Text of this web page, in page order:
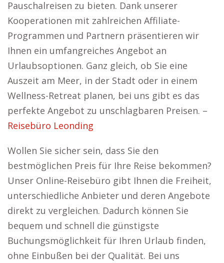
Pauschalreisen zu bieten. Dank unserer
Kooperationen mit zahlreichen Affiliate-
Programmen und Partnern präsentieren wir
Ihnen ein umfangreiches Angebot an
Urlaubsoptionen. Ganz gleich, ob Sie eine
Auszeit am Meer, in der Stadt oder in einem
Wellness-Retreat planen, bei uns gibt es das
perfekte Angebot zu unschlagbaren Preisen. –
Reisebüro Leonding
Wollen Sie sicher sein, dass Sie den
bestmöglichen Preis für Ihre Reise bekommen?
Unser Online-Reisebüro gibt Ihnen die Freiheit,
unterschiedliche Anbieter und deren Angebote
direkt zu vergleichen. Dadurch können Sie
bequem und schnell die günstigste
Buchungsmöglichkeit für Ihren Urlaub finden,
ohne Einbußen bei der Qualität. Bei uns